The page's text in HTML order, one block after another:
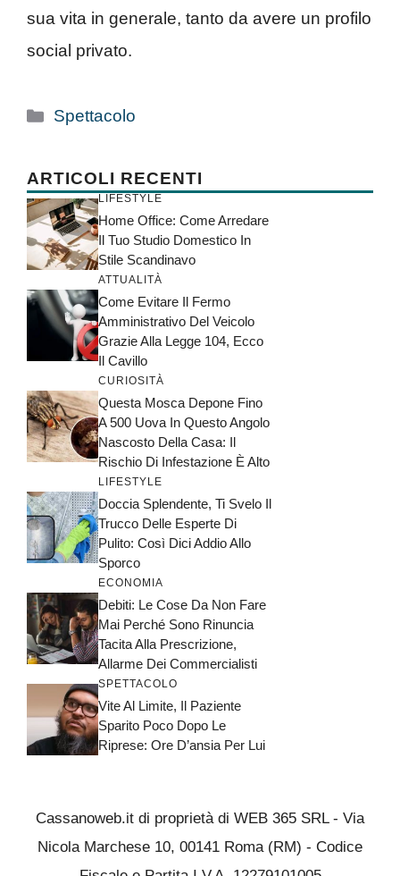
sua vita in generale, tanto da avere un profilo
social privato.
Categorie
Spettacolo
ARTICOLI RECENTI
LIFESTYLE
Home Office: Come Arredare
Il Tuo Studio Domestico In
Stile Scandinavo
ATTUALITÀ
Come Evitare Il Fermo
Amministrativo Del Veicolo
Grazie Alla Legge 104, Ecco
Il Cavillo
CURIOSITÀ
Questa Mosca Depone Fino
A 500 Uova In Questo Angolo
Nascosto Della Casa: Il
Rischio Di Infestazione È Alto
LIFESTYLE
Doccia Splendente, Ti Svelo Il
Trucco Delle Esperte Di
Pulito: Così Dici Addio Allo
Sporco
ECONOMIA
Debiti: Le Cose Da Non Fare
Mai Perché Sono Rinuncia
Tacita Alla Prescrizione,
Allarme Dei Commercialisti
SPETTACOLO
Vite Al Limite, Il Paziente
Sparito Poco Dopo Le
Riprese: Ore D’ansia Per Lui
Cassanoweb.it di proprietà di WEB 365 SRL - Via
Nicola Marchese 10, 00141 Roma (RM) - Codice